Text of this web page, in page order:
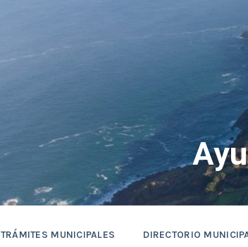
TRÁMITES MUNICIPALES DIRECTORIO